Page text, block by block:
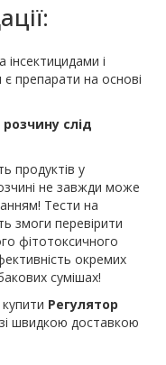
і
препарати на основі
слід
продуктів у
не завжди може
Тести на
змоги перевірити
фітотоксичного
окремих
сумішах!
Регулятор
швидкою доставкою